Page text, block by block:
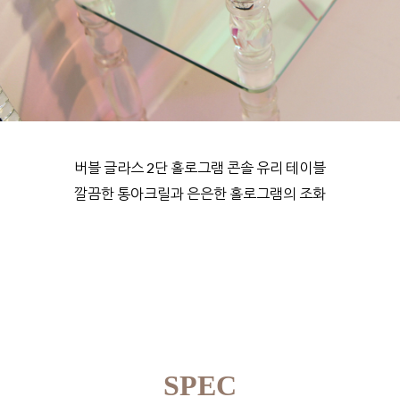
버블 글라스 2단 홀로그램 콘솔 유리 테이블
깔끔한 통아크릴과 은은한 홀로그램의 조화
SPEC